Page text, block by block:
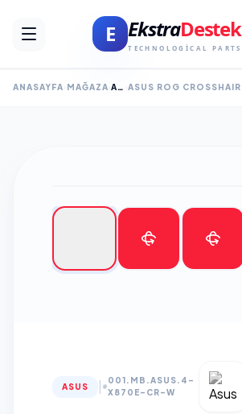
E EkstraDestek
TECHNOLOGICAL PARTS
ANASAYFA MAĞAZA ANAKART
ASUS
001.MB.ASUS.4-
X870E-CR-W